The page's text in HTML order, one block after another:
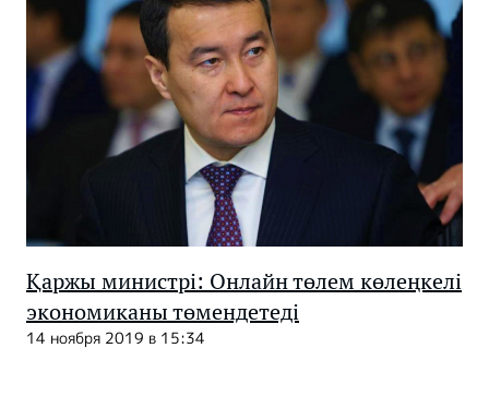
Қаржы министрі: Онлайн төлем көлеңкелі
экономиканы төмендетеді
14 ноября 2019 в 15:34